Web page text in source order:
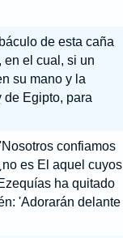
de esta caña
en el cual, si un
su mano y la
de Egipto, para
confiamos
es El aquel cuyos
ha quitado
'Adorarán delante